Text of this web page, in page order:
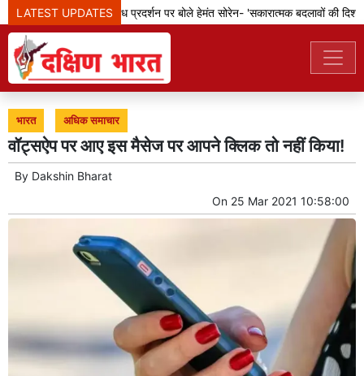
LATEST UPDATES
झारखंड: छात्रों के विरोध प्रदर्शन पर बोले हेमंत सोरेन- 'सकारात्मक बदलावों की दिशा में
भारत अधिक समाचार
वॉट्सऐप पर आए इस मैसेज पर आपने क्लिक तो नहीं किया!
By Dakshin Bharat
On 25 Mar 2021 10:58:00